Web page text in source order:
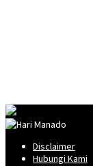
Disclaimer
Hubungi Kami